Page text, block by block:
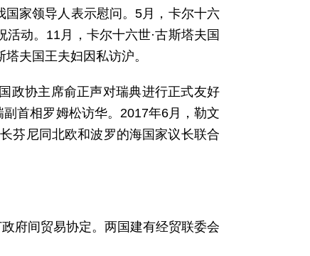
国家领导人表示慰问。5月，卡尔十六
动。11月，卡尔十六世·古斯塔夫国
夫国王夫妇因私访沪。
政协主席俞正声对瑞典进行正式友好
首相罗姆松访华。2017年6月，勒文
芬尼同北欧和波罗的海国家议长联合
府间贸易协定。两国建有经贸联委会